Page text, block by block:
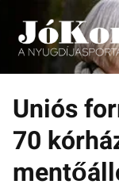
Tovább
tartalomra
Tudnivalók,
Uniós
70